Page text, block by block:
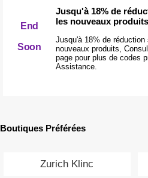
End
Soon
Jusqu'à 18% de
les nouveaux produits
Jusqu'à 18% de réduction
nouveaux produits,
page pour plus de codes
Assistance.
Boutiques Préférées
Zurich Klinc